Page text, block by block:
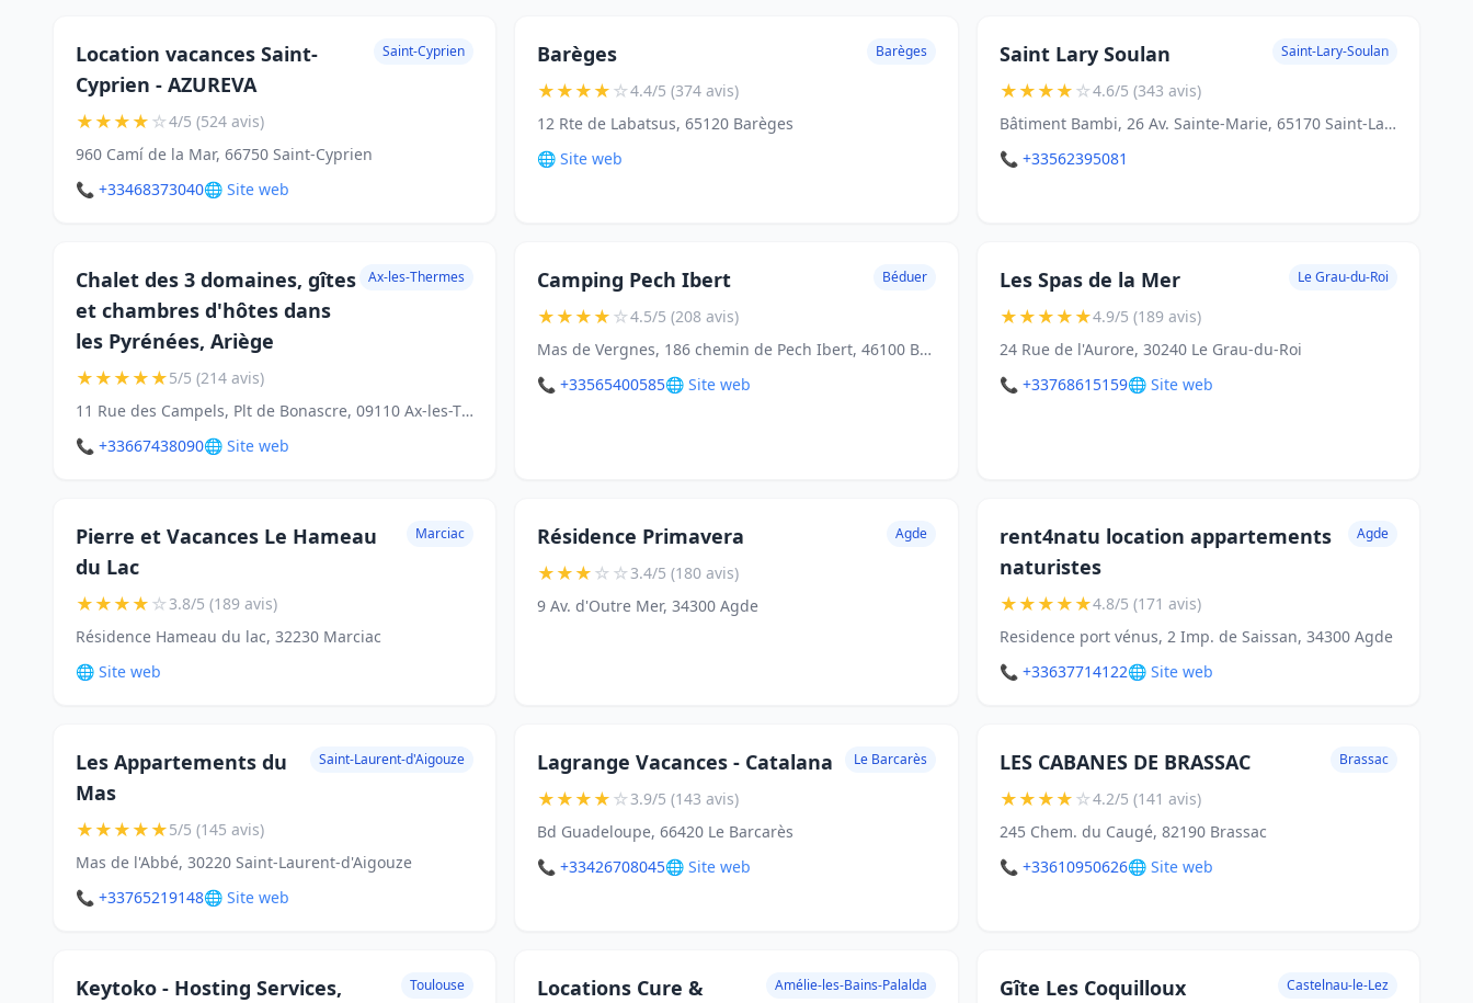
Location vacances Saint-
Cyprien - AZUREVA
Saint-Cyprien
★★★★☆4/5 (524 avis)
960 Camí de la Mar, 66750 Saint-Cyprien
📞 +33468373040🌐 Site web
Barèges Barèges
★★★★☆4.4/5 (374 avis)
12 Rte de Labatsus, 65120 Barèges
🌐 Site web
Saint Lary Soulan Saint-Lary-Soulan
★★★★☆4.6/5 (343 avis)
Bâtiment Bambi, 26 Av. Sainte-Marie, 65170 Saint-Lary-Soulan
📞 +33562395081
Chalet des 3 domaines, gîtes
et chambres d'hôtes dans
les Pyrénées, Ariège
Ax-les-Thermes
★★★★★5/5 (214 avis)
11 Rue des Campels, Plt de Bonascre, 09110 Ax-les-Thermes
📞 +33667438090🌐 Site web
Camping Pech Ibert Béduer
★★★★☆4.5/5 (208 avis)
Mas de Vergnes, 186 chemin de Pech Ibert, 46100 Béduer
📞 +33565400585🌐 Site web
Les Spas de la Mer Le Grau-du-Roi
★★★★★4.9/5 (189 avis)
24 Rue de l'Aurore, 30240 Le Grau-du-Roi
📞 +33768615159🌐 Site web
Pierre et Vacances Le Hameau
du Lac
Marciac
★★★★☆3.8/5 (189 avis)
Résidence Hameau du lac, 32230 Marciac
🌐 Site web
Résidence Primavera Agde
★★★☆☆3.4/5 (180 avis)
9 Av. d'Outre Mer, 34300 Agde
rent4natu location appartements
naturistes
Agde
★★★★★4.8/5 (171 avis)
Residence port vénus, 2 Imp. de Saissan, 34300 Agde
📞 +33637714122🌐 Site web
Les Appartements du
Mas
Saint-Laurent-d'Aigouze
★★★★★5/5 (145 avis)
Mas de l'Abbé, 30220 Saint-Laurent-d'Aigouze
📞 +33765219148🌐 Site web
Lagrange Vacances - Catalana Le Barcarès
★★★★☆3.9/5 (143 avis)
Bd Guadeloupe, 66420 Le Barcarès
📞 +33426708045🌐 Site web
LES CABANES DE BRASSAC Brassac
★★★★☆4.2/5 (141 avis)
245 Chem. du Caugé, 82190 Brassac
📞 +33610950626🌐 Site web
Keytoko - Hosting Services,
Toulouse
Locations Cure &
Amélie-les-Bains-Palalda Gîte Les Coquilloux Castelnau-le-Lez